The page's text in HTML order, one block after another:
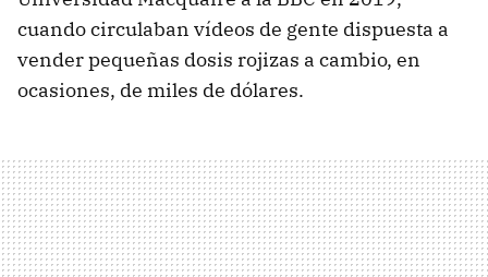
cuando circulaban vídeos de gente dispuesta a
vender pequeñas dosis rojizas a cambio, en
ocasiones, de miles de dólares.